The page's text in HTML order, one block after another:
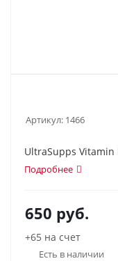
Артикул: 1466
UltraSupps Vitamin
Подробнее
650 руб.
+65 на счет
Есть в наличии